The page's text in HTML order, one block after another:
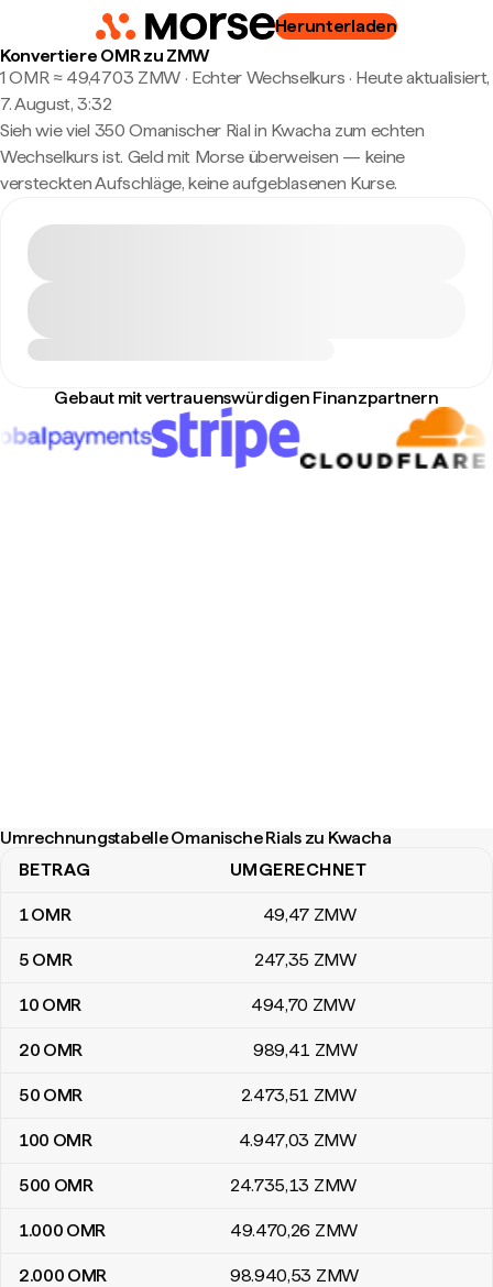
Herunterladen
Konvertiere OMR zu ZMW
1 OMR ≈ 49,4703 ZMW · Echter Wechselkurs · Heute aktualisiert,
7. August, 3:32
Sieh wie viel 350 Omanischer Rial in Kwacha zum echten
Wechselkurs ist. Geld mit Morse überweisen — keine
versteckten Aufschläge, keine aufgeblasenen Kurse.
Gebaut mit vertrauenswürdigen Finanzpartnern
Umrechnungstabelle Omanische Rials zu Kwacha
Umrechnungstabelle Omanische Rials zu Kwacha
BETRAG UMGERECHNET
1OMR 49,47 ZMW
5 OMR 247,35 ZMW
10 OMR 494,70 ZMW
20 OMR 989,41 ZMW
50 OMR 2.473,51 ZMW
100 OMR 4.947,03 ZMW
500 OMR 24.735,13 ZMW
1.000 OMR 49.470,26 ZMW
2.000 OMR 98.940,53 ZMW